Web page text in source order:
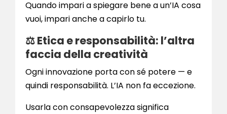
Quando impari a spiegare bene a un’IA cosa
vuoi, impari anche a capirlo tu.
⚖️ Etica e responsabilità: l’altra
faccia della creatività
Ogni innovazione porta con sé potere — e
quindi responsabilità. L’IA non fa eccezione.
Usarla con consapevolezza significa